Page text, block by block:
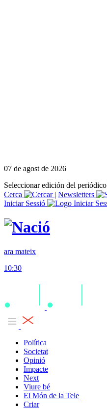
07 de agost de 2026
Seleccionar edición del periódico
Cerca
| Newsletters
Iniciar Sessió
ara mateix
10:30
Política
Societat
Opinió
Impacte
Next
Viure bé
El Món de la Tele
Criar